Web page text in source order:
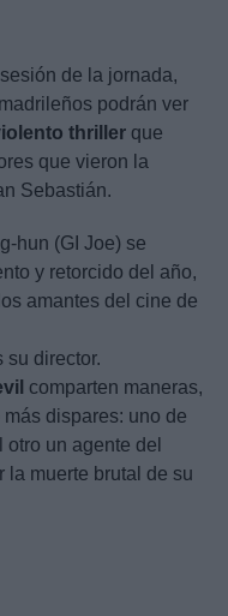
de la jornada,
podrán ver
thriller que
que vieron la
Sebastián.
hun (GI Joe) se
y retorcido del año,
amantes del cine de
su director.
comparten maneras,
dispares: uno de
un agente del
la muerte brutal de su